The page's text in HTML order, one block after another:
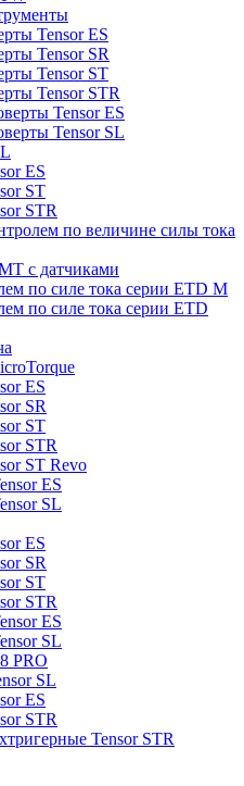
Tensor ES
Tensor SR
Tensor ST
Tensor STR
Tensor ES
Tensor SL
ES
ST
STR
по величине силы тока
с датчиками
по силе тока серии ETD M
по силе тока серии ETD
ES
SR
ST
STR
ST Revo
ES
SL
ES
SR
ST
STR
ES
SL
PRO
SL
ES
STR
Tensor STR